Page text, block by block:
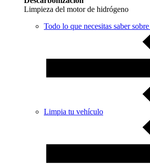
Limpieza del motor de hidrógeno
Todo lo que necesitas saber
Limpia tu vehículo